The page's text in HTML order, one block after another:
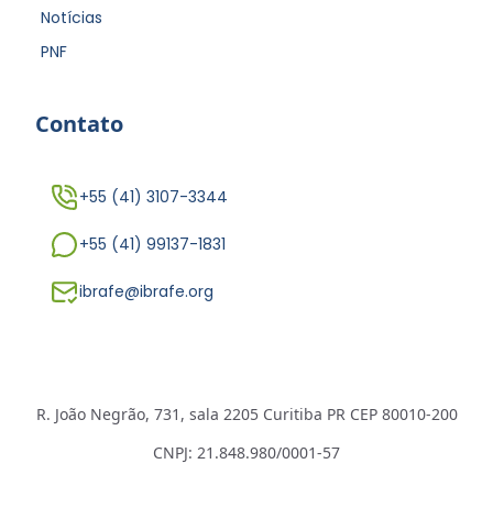
Notícias
PNF
Contato
+55 (41) 3107-3344
+55 (41) 99137-1831
ibrafe@ibrafe.org
R. João Negrão, 731, sala 2205 Curitiba PR CEP 80010-200
CNPJ: 21.848.980/0001-57